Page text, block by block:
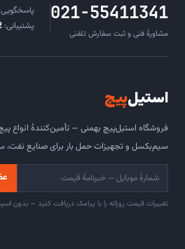
021-55411341
مشاورهٔ فنی و ثبت سفارش تلفنی
پاسخگویی:
پشتیبانی:
استیل‌پیچ
فروشگاه استیل‌پیچ بهمنی — تأمین‌کنندهٔ انواع
سیم‌بکسل و تجهیزات حمل بار برای صنایع نفت،
تغییرات قیمت روزانه را با پیامک دریافت کنید — بدون